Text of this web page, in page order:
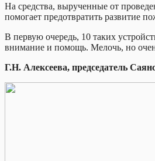
На средства, вырученные от
помогает предотвратить развитие
В первую очередь, 10 таких
внимание и помощь. Мелочь, но
Г.Н. Алексеева, председатель